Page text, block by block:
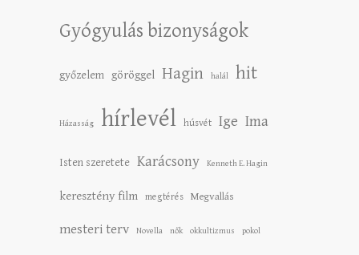
Gyógyulás bizonyságok
győzelem göröggel Hagin halál hit
Házasság hírlevél húsvét Ige Ima
Isten szeretete Karácsony Kenneth E. Hagin
keresztény film megtérés Megvallás
mesteri terv Novella nők okkultizmus pokol